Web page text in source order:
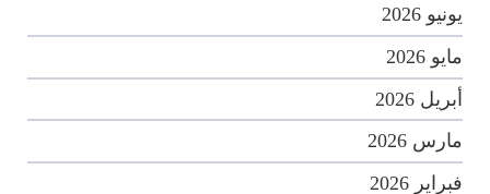
يونيو 2026
مايو 2026
أبريل 2026
مارس 2026
فبراير 2026